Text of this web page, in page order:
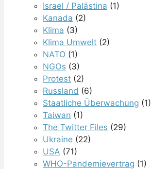
Israel / Palästina (1)
Kanada (2)
Klima (3)
Klima Umwelt (2)
NATO (1)
NGOs (3)
Protest (2)
Russland (6)
Staatliche Überwachung (1)
Taiwan (1)
The Twitter Files (29)
Ukraine (22)
USA (71)
WHO-Pandemievertrag (1)